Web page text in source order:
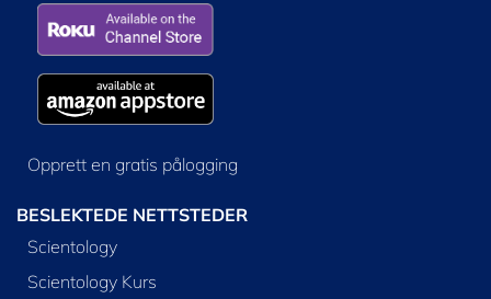
Opprett en gratis pålogging
BESLEKTEDE NETTSTEDER
Scientology
Scientology Kurs